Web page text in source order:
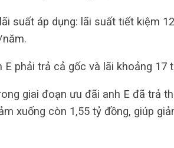
suất áp dụng: lãi suất tiết kiệm
E phải trả cả gốc và lãi khoảng 17
giai đoạn ưu đãi anh E đã trả
xuống còn 1,55 tỷ đồng, giúp